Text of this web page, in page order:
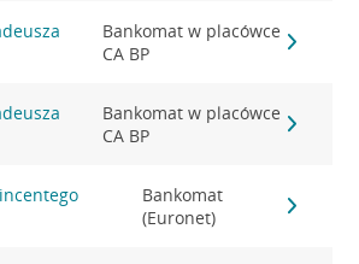
Bankomat w placówce
CA BP
Bankomat w placówce
CA BP
Bankomat
(Euronet)